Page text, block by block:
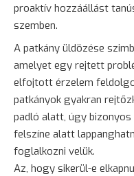
proaktív hozzáállást
szemben.
A patkány üldözése
amelyet egy rejtett
elfojtott érzelem
patkányok gyakran
padló alatt, úgy
felszíne alatt
foglalkozni velük.
Az, hogy sikerül-e